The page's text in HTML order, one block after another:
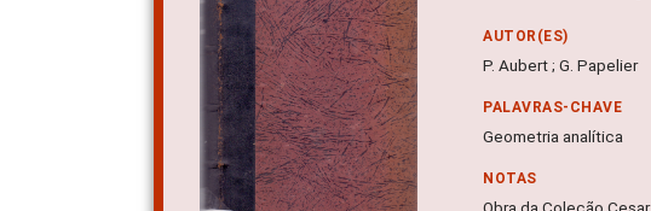
AUTOR(ES)
P. Aubert ; G. Papelier
PALAVRAS-CHAVE
Geometria analítica
NOTAS